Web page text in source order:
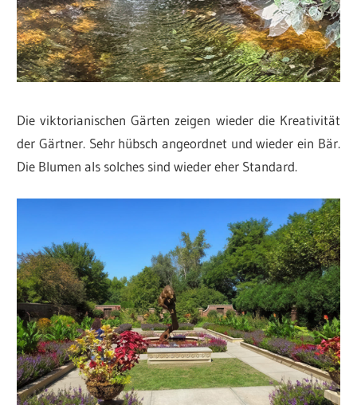
Die viktorianischen Gärten zeigen wieder die Kreativität
der Gärtner. Sehr hübsch angeordnet und wieder ein Bär.
Die Blumen als solches sind wieder eher Standard.